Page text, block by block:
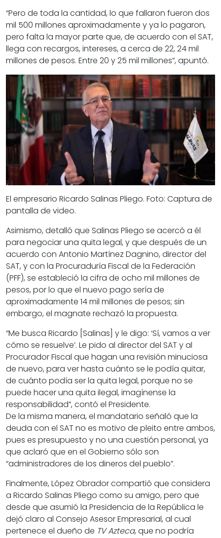
“Pero de toda la cantidad, lo que fallaron fueron dos
mil 500 millones aproximadamente y ya lo pagaron,
pero falta la mayor parte que, de acuerdo con el SAT,
llega con recargos, intereses, a cerca de 22, 24 mil
millones de pesos. Entre 20 y 25 mil millones”, apuntó.
El empresario Ricardo Salinas Pliego. Foto: Captura de
pantalla de video.
Asimismo, detalló que Salinas Pliego se acercó a él
para negociar una quita legal, y que después de un
acuerdo con Antonio Martínez Dagnino, director del
SAT, y con la Procuraduría Fiscal de la Federación
(PFF), se estableció la cifra de ocho mil millones de
pesos, por lo que el nuevo pago sería de
aproximadamente 14 mil millones de pesos; sin
embargo, el magnate rechazó la propuesta.
“Me busca Ricardo [Salinas] y le digo: ‘Sí, vamos a ver
cómo se resuelve’. Le pido al director del SAT y al
Procurador Fiscal que hagan una revisión minuciosa
de nuevo, para ver hasta cuánto se le podía quitar,
de cuánto podía ser la quita legal, porque no se
puede hacer una quita ilegal, imagínense la
responsabilidad”, contó el Presidente.
De la misma manera, el mandatario señaló que la
deuda con el SAT no es motivo de pleito entre ambos,
pues es presupuesto y no una cuestión personal, ya
que aclaró que en el Gobierno sólo son
“administradores de los dineros del pueblo”.
Finalmente, López Obrador compartió que considera
a Ricardo Salinas Pliego como su amigo, pero que
desde que asumió la Presidencia de la República le
dejó claro al Consejo Asesor Empresarial, al cual
pertenece el dueño de TV Azteca, que no podría